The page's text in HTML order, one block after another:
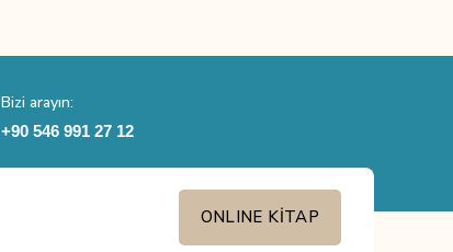
Bizi arayın:
+90 546 991 27 12
ONLINE KİTAP